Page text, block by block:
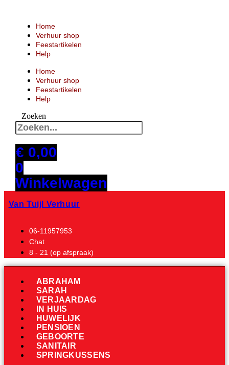
Home
Verhuur shop
Feestartikelen
Help
Home
Verhuur shop
Feestartikelen
Help
Zoeken
€ 0,00
0
Winkelwagen
Van Tuijl Verhuur
06-11957953
Chat
8 - 21 (op afspraak)
ABRAHAM
SARAH
VERJAARDAG
IN HUIS
HUWELIJK
PENSIOEN
GEBOORTE
SANITAIR
SPRINGKUSSENS